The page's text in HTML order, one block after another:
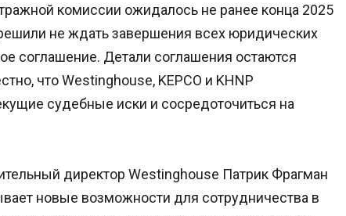
комиссии ожидалось не ранее конца 2025
не ждать завершения всех юридических
соглашение. Детали соглашения остаются
что Westinghouse, KEPCO и KHNP
судебные иски и сосредоточиться на
директор Westinghouse Патрик Фрагман
новые возможности для сотрудничества в